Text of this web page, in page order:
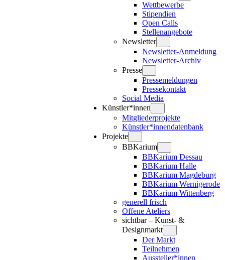
Wettbewerbe
Stipendien
Open Calls
Stellenangebote
Newsletter
Newsletter-Anmeldung
Newsletter-Archiv
Presse
Pressemeldungen
Pressekontakt
Social Media
Künstler*innen
Mitgliederprojekte
Künstler*innendatenbank
Projekte
BBKarium
BBKarium Dessau
BBKarium Halle
BBKarium Magdeburg
BBKarium Wernigerode
BBKarium Wittenberg
generell frisch
Offene Ateliers
sichtbar – Kunst- &
Designmarkt
Der Markt
Teilnehmen
Aussteller*innen